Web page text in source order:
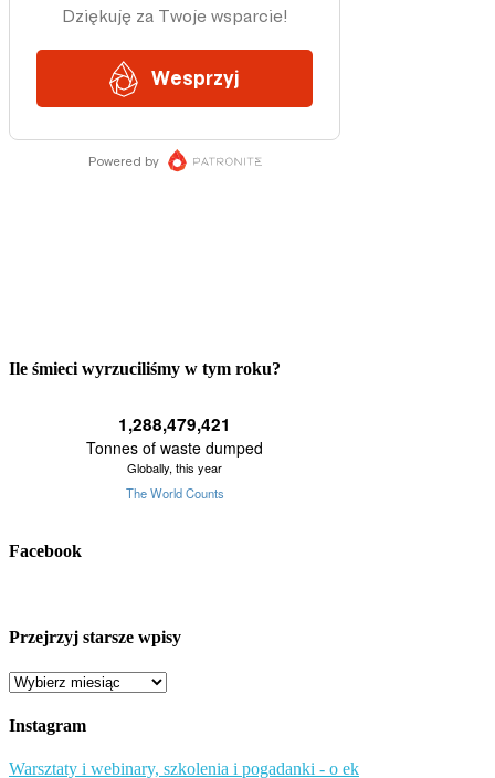
Ile śmieci wyrzuciliśmy w tym roku?
Facebook
Przejrzyj starsze wpisy
Przejrzyj
wpisy
Instagram
Warsztaty i webinary, szkolenia i pogadanki - o ek